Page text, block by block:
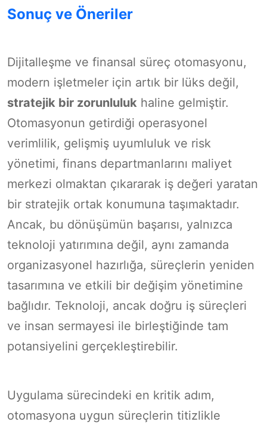
Sonuç ve Öneriler
Dijitalleşme ve finansal süreç otomasyonu,
modern işletmeler için artık bir lüks değil,
stratejik bir zorunluluk haline gelmiştir.
Otomasyonun getirdiği operasyonel
verimlilik, gelişmiş uyumluluk ve risk
yönetimi, finans departmanlarını maliyet
merkezi olmaktan çıkararak iş değeri yaratan
bir stratejik ortak konumuna taşımaktadır.
Ancak, bu dönüşümün başarısı, yalnızca
teknoloji yatırımına değil, aynı zamanda
organizasyonel hazırlığa, süreçlerin yeniden
tasarımına ve etkili bir değişim yönetimine
bağlıdır. Teknoloji, ancak doğru iş süreçleri
ve insan sermayesi ile birleştiğinde tam
potansiyelini gerçekleştirebilir.
Uygulama sürecindeki en kritik adım,
otomasyona uygun süreçlerin titizlikle